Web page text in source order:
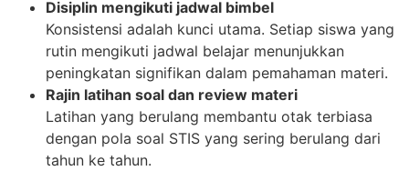
Disiplin mengikuti jadwal bimbel
Konsistensi adalah kunci utama. Setiap siswa yang
rutin mengikuti jadwal belajar menunjukkan
peningkatan signifikan dalam pemahaman materi.
Rajin latihan soal dan review materi
Latihan yang berulang membantu otak terbiasa
dengan pola soal STIS yang sering berulang dari
tahun ke tahun.